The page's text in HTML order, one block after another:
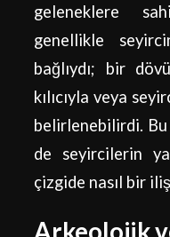
geleneklere
genellikle
bağlıydı; bir
kılıcıyla veya
belirlenebilirdi.
de seyircilerin
çizgide nasıl bir